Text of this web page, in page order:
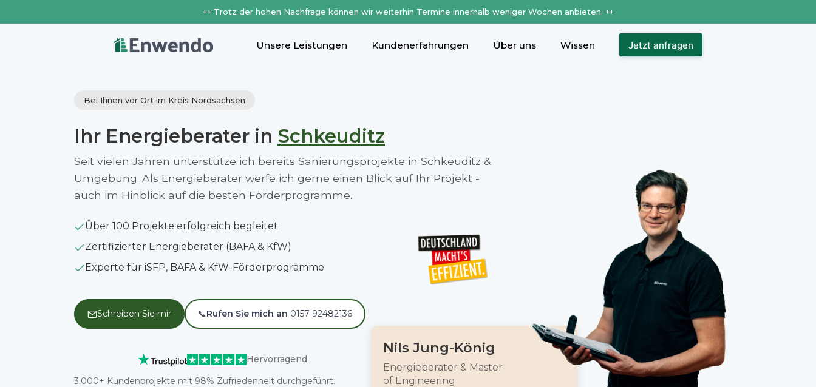
++ Trotz der hohen Nachfrage können wir weiterhin Termine innerhalb weniger Wochen anbieten. ++
Unsere Leistungen Kundenerfahrungen Über uns Wissen Jetzt anfragen
Bei Ihnen vor Ort im Kreis Nordsachsen
Ihr Energieberater in Schkeuditz
Seit vielen Jahren unterstütze ich bereits Sanierungsprojekte in Schkeuditz &
Umgebung. Als Energieberater werfe ich gerne einen Blick auf Ihr Projekt -
auch im Hinblick auf die besten Förderprogramme.
Über 100 Projekte erfolgreich begleitet
Zertifizierter Energieberater (BAFA & KfW)
Experte für iSFP, BAFA & KfW-Förderprogramme
Schreiben Sie mir 📞Rufen Sie mich an 0157 92482136
Hervorragend
3.000+ Kundenprojekte mit 98% Zufriedenheit durchgeführt.
Nils Jung-König
Energieberater & Master
of Engineering